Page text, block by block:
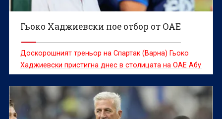
Гьоко Хаджиевски пое отбор от ОАЕ
Доскорошният треньор на Спартак (Варна) Гьоко
Хаджиевски пристигна днес в столицата на ОАЕ Абу
Даби и поема работата в местния футболен клуб Ал
Мадина Уондърърс (Дубай), съобщиха арабите в
страницата си в инстаграм.